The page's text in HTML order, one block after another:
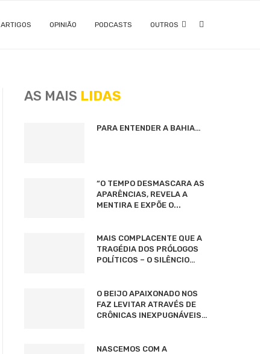
ARTIGOS OPINIÃO PODCASTS OUTROS
AS MAIS LIDAS
PARA ENTENDER A BAHIA…
“O TEMPO DESMASCARA AS
APARÊNCIAS, REVELA A
MENTIRA E EXPÕE O...
MAIS COMPLACENTE QUE A
TRAGÉDIA DOS PRÓLOGOS
POLÍTICOS – O SILÊNCIO…
O BEIJO APAIXONADO NOS
FAZ LEVITAR ATRAVÉS DE
CRÔNICAS INEXPUGNÁVEIS…
NASCEMOS COM A